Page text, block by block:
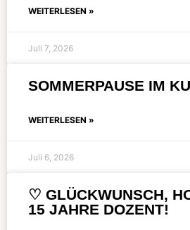
WEITERLESEN »
Juli 7, 2026
SOMMERPAUSE IM
WEITERLESEN »
Juli 6, 2026
♡ GLÜCKWUNSCH,
15 JAHRE DOZENT!